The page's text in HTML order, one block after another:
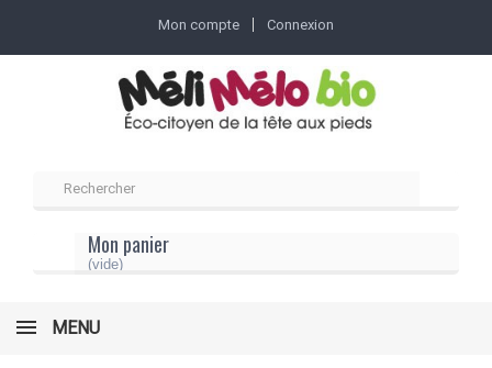
Mon compte Connexion
Mon panier
(vide)
MENU